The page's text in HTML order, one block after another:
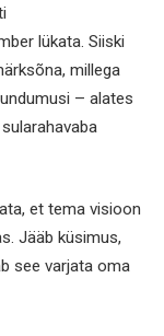
lükata. Siiski
millega
– alates
et tema visioon
Jääb küsimus,
see varjata oma